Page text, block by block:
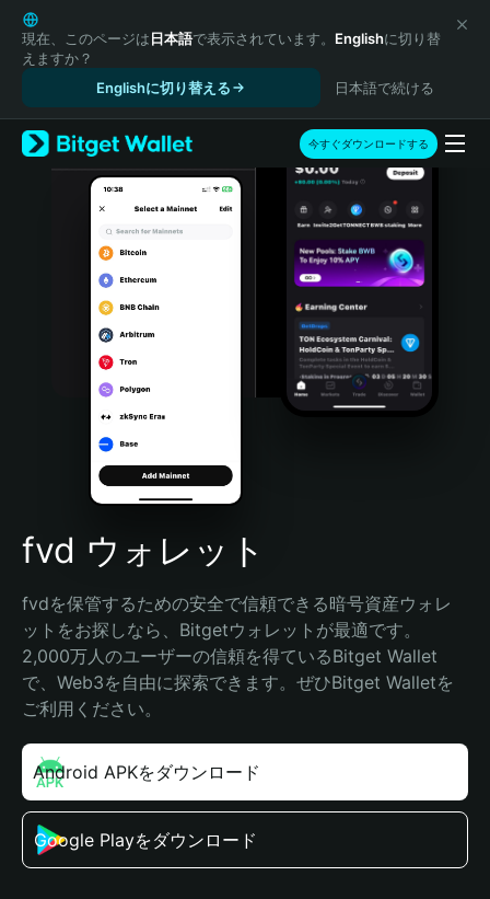
English
日本語
Tiếng Việt
Español (Latinoamérica)
Türkçe
Italiano
Português (Portugal)
Bahasa Indonesia
Português (Brasil)
Español (Argentina)
現在、このページは日本語で表示されています。 Englishに切り替
えますか？
Englishに切り替える
日本語で続ける
今すぐダウンロードする
fvd ウォレット
fvdを保管するための安全で信頼できる暗号資産ウォレ
ットをお探しなら、Bitgetウォレットが最適です。
2,000万人のユーザーの信頼を得ているBitget Wallet
で、Web3を自由に探索できます。ぜひBitget Walletを
ご利用ください。
Android APKをダウンロード
Google Playをダウンロード